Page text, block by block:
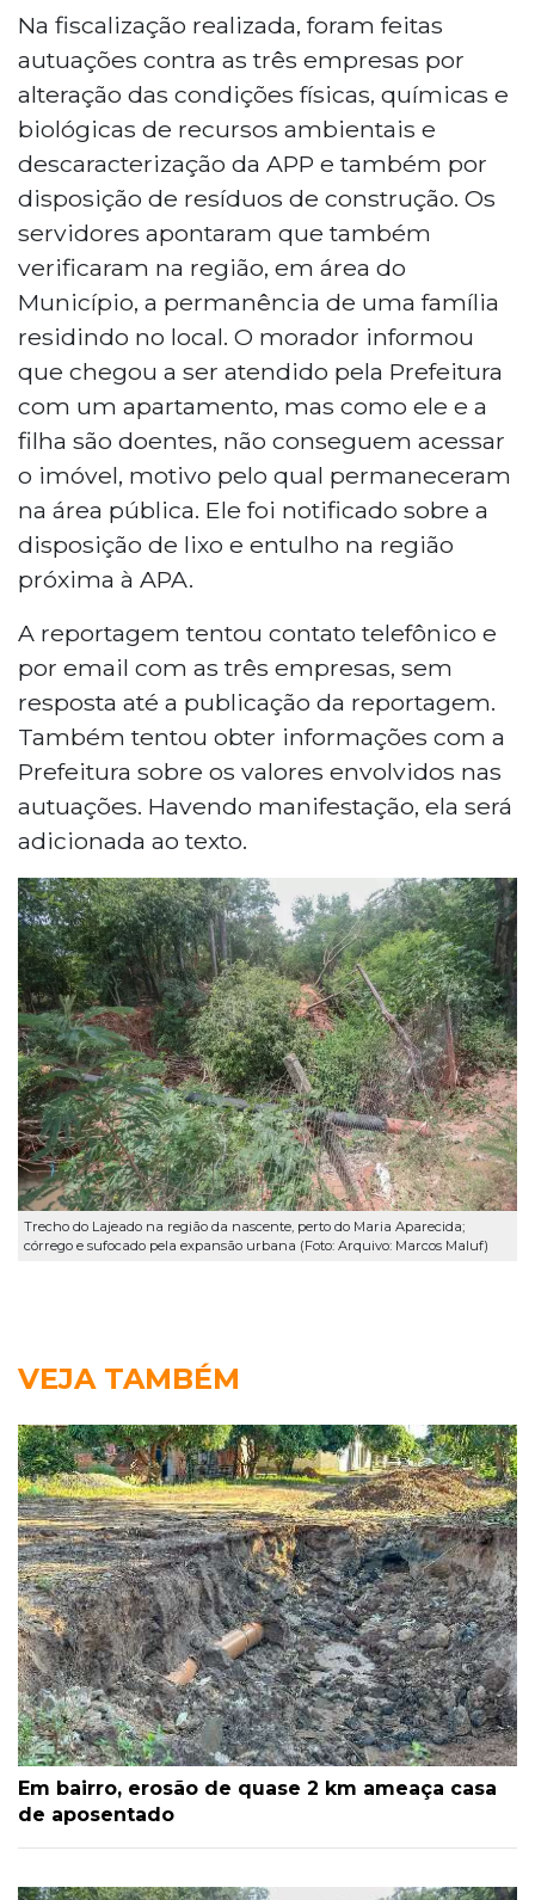
Na fiscalização realizada, foram feitas
autuações contra as três empresas por
alteração das condições físicas, químicas e
biológicas de recursos ambientais e
descaracterização da APP e também por
disposição de resíduos de construção. Os
servidores apontaram que também
verificaram na região, em área do
Município, a permanência de uma família
residindo no local. O morador informou
que chegou a ser atendido pela Prefeitura
com um apartamento, mas como ele e a
filha são doentes, não conseguem acessar
o imóvel, motivo pelo qual permaneceram
na área pública. Ele foi notificado sobre a
disposição de lixo e entulho na região
próxima à APA.
A reportagem tentou contato telefônico e
por email com as três empresas, sem
resposta até a publicação da reportagem.
Também tentou obter informações com a
Prefeitura sobre os valores envolvidos nas
autuações. Havendo manifestação, ela será
adicionada ao texto.
Trecho do Lajeado na região da nascente, perto do Maria Aparecida;
córrego e sufocado pela expansão urbana (Foto: Arquivo: Marcos Maluf)
VEJA TAMBÉM
Em bairro, erosão de quase 2 km ameaça casa
de aposentado